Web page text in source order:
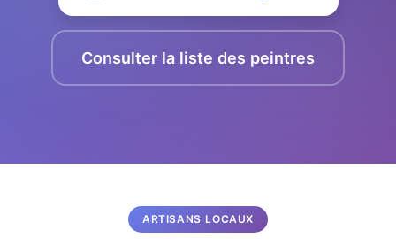
Consulter la liste des peintres
ARTISANS LOCAUX